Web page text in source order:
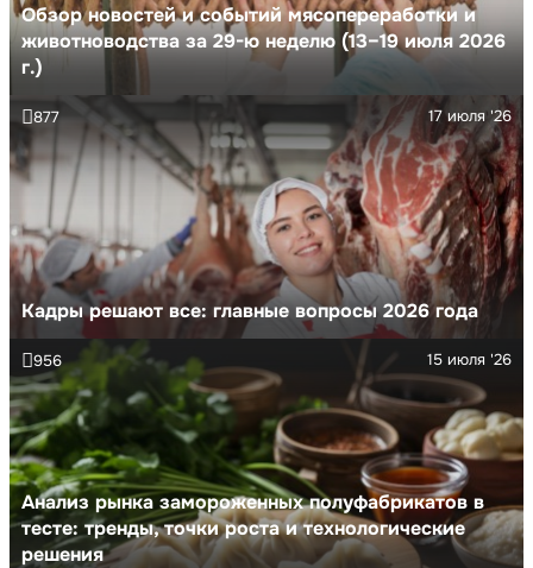
Обзор новостей и событий мясопереработки и
животноводства за 29-ю неделю (13–19 июля 2026
г.)
Кадры решают все: главные вопросы 2026 года
17 июля '26
877
Анализ рынка замороженных полуфабрикатов в
тесте: тренды, точки роста и технологические
решения
15 июля '26
956